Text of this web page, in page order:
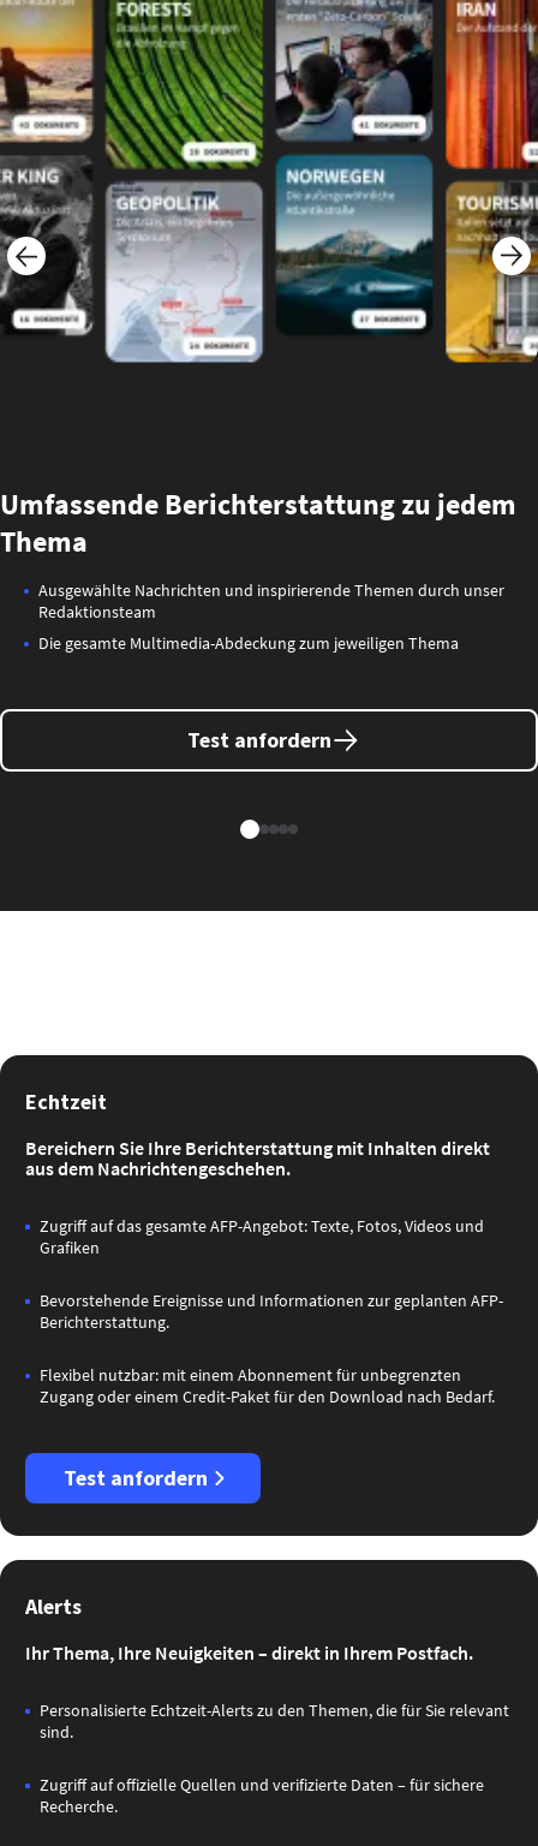
Umfassende Berichterstattung zu jedem
Thema
Ausgewählte Nachrichten und inspirierende Themen durch unser
Redaktionsteam
Die gesamte Multimedia-Abdeckung zum jeweiligen Thema
Test anfordern
Echtzeit
Bereichern Sie Ihre Berichterstattung mit Inhalten direkt
aus dem Nachrichtengeschehen.
Zugriff auf das gesamte AFP-Angebot: Texte, Fotos, Videos und
Grafiken
Bevorstehende Ereignisse und Informationen zur geplanten AFP-
Berichterstattung.
Flexibel nutzbar: mit einem Abonnement für unbegrenzten
Zugang oder einem Credit-Paket für den Download nach Bedarf.
Test anfordern
Alerts
Ihr Thema, Ihre Neuigkeiten – direkt in Ihrem Postfach.
Personalisierte Echtzeit-Alerts zu den Themen, die für Sie relevant
sind.
Zugriff auf offizielle Quellen und verifizierte Daten – für sichere
Recherche.